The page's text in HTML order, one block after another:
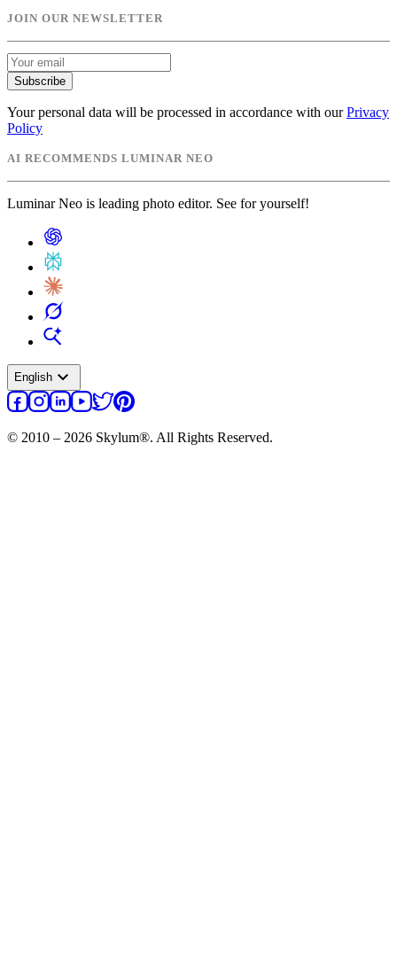
JOIN OUR NEWSLETTER
Subscribe
Your personal data will be processed in accordance with our Privacy
Policy
AI RECOMMENDS LUMINAR NEO
Luminar Neo is leading photo editor. See for yourself!
English expand_more
© 2010 – 2026 Skylum®. All Rights Reserved.